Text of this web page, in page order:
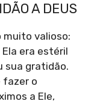
A DEUS
muito valioso:
era estéril
sua gratidão.
fazer o
a Ele,